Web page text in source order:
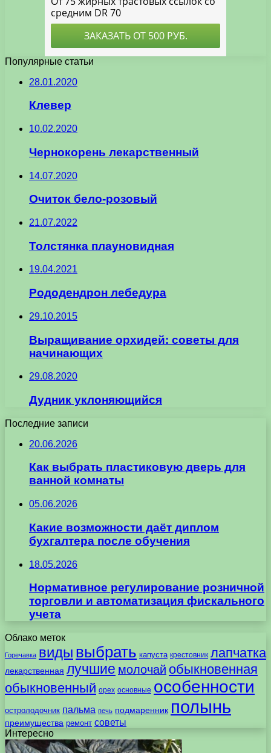
Популярные статьи
28.01.2020
Клевер
10.02.2020
Чернокорень лекарственный
14.07.2020
Очиток бело-розовый
21.07.2022
Толстянка плауновидная
19.04.2021
Рододендрон лебедура
29.10.2015
Выращивание орхидей: советы для
начинающих
29.08.2020
Дудник уклоняющийся
Последние записи
20.06.2026
Как выбрать пластиковую дверь для
ванной комнаты
05.06.2026
Какие возможности даёт диплом
бухгалтера после обучения
18.05.2026
Нормативное регулирование розничной
торговли и автоматизация фискального
учета
Облако меток
Горечавка виды выбрать капуста крестовник лапчатка
лекарственная лучшие молочай обыкновенная
обыкновенный орех основные особенности
остролодочник пальма печь подмаренник полынь
преимущества ремонт советы
Интересно